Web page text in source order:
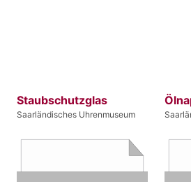
Staubschutzglas
Saarländisches Uhrenmuseum